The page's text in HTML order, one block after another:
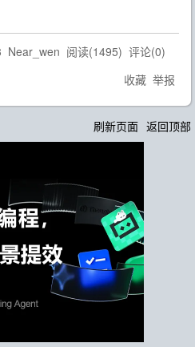
Near_wen 阅读(1495) 评论(0)
收藏 举报
刷新页面 返回顶部